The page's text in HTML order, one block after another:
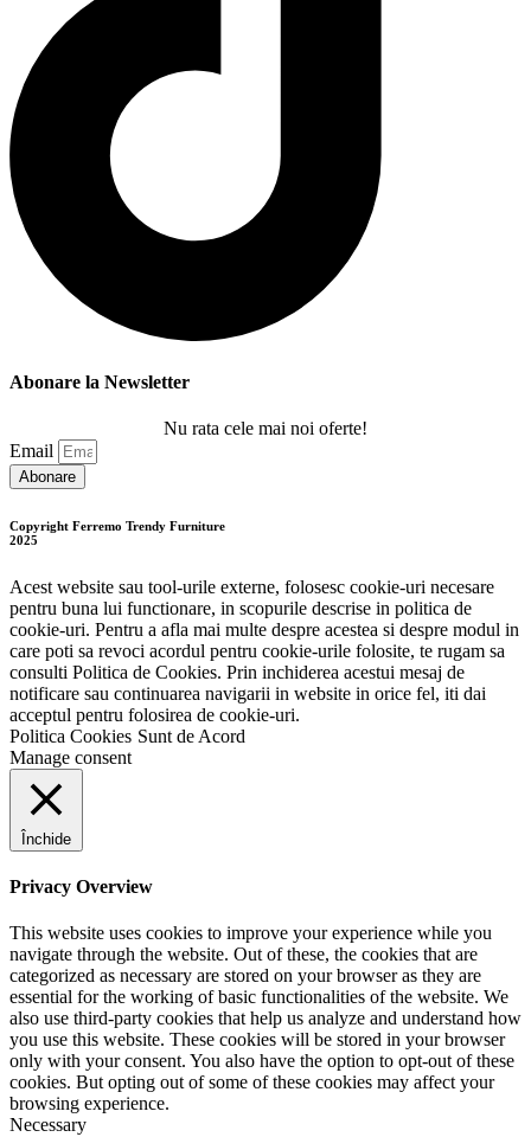
Abonare la Newsletter
Nu rata cele mai noi oferte!
Email
Abonare
Copyright Ferremo Trendy Furniture
2025
Acest website sau tool-urile externe, folosesc cookie-uri necesare
pentru buna lui functionare, in scopurile descrise in politica de
cookie-uri. Pentru a afla mai multe despre acestea si despre modul in
care poti sa revoci acordul pentru cookie-urile folosite, te rugam sa
consulti Politica de Cookies. Prin inchiderea acestui mesaj de
notificare sau continuarea navigarii in website in orice fel, iti dai
acceptul pentru folosirea de cookie-uri.
Politica Cookies Sunt de Acord
Manage consent
Închide
Privacy Overview
This website uses cookies to improve your experience while you
navigate through the website. Out of these, the cookies that are
categorized as necessary are stored on your browser as they are
essential for the working of basic functionalities of the website. We
also use third-party cookies that help us analyze and understand how
you use this website. These cookies will be stored in your browser
only with your consent. You also have the option to opt-out of these
cookies. But opting out of some of these cookies may affect your
browsing experience.
Necessary